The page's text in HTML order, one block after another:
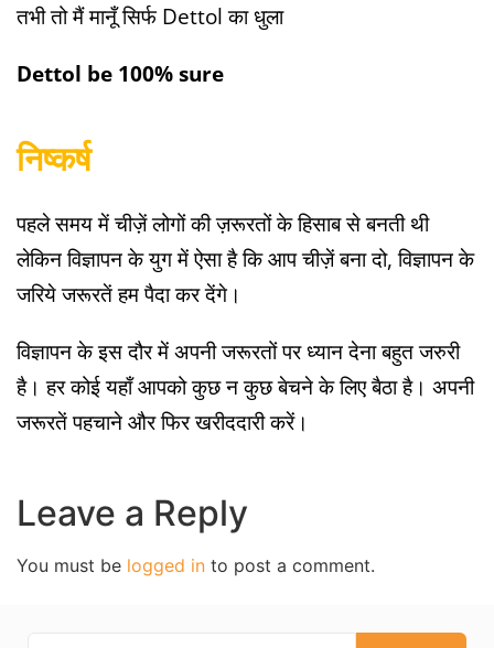
​तभी तो मैं मानूँ सिर्फ Dettol का धुला
​Dettol be 100% sure
निष्कर्ष
पहले समय में चीज़ें लोगों की ज़रूरतों के हिसाब से बनती थी
लेकिन विज्ञापन के युग में ऐसा है कि आप चीज़ें बना दो, विज्ञापन के
जरिये जरूरतें हम पैदा कर देंगे।
विज्ञापन के इस दौर में अपनी जरूरतों पर ध्यान देना बहुत जरुरी
है। हर कोई यहाँ आपको कुछ न कुछ बेचने के लिए बैठा है। अपनी
जरूरतें पहचाने और फिर खरीददारी करें।
Leave a Reply
You must be logged in to post a comment.